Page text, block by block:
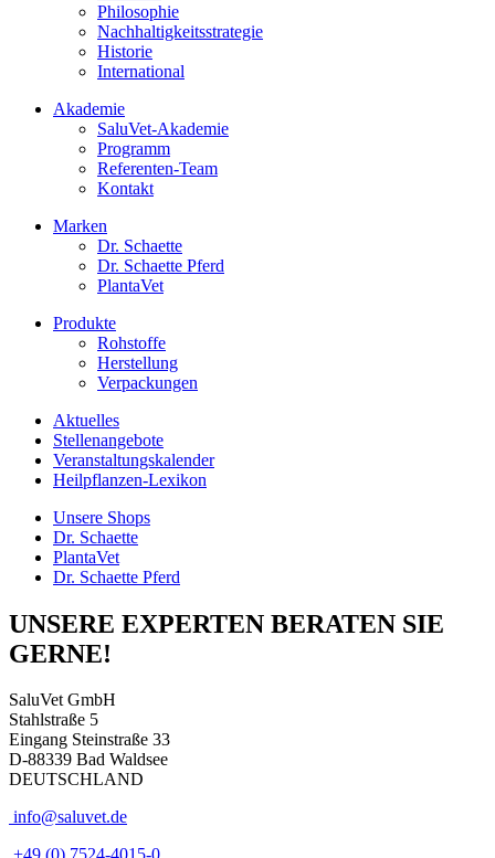
Philosophie
Nachhaltigkeitsstrategie
Historie
International
Akademie
SaluVet-Akademie
Programm
Referenten-Team
Kontakt
Marken
Dr. Schaette
Dr. Schaette Pferd
PlantaVet
Produkte
Rohstoffe
Herstellung
Verpackungen
Aktuelles
Stellenangebote
Veranstaltungskalender
Heilpflanzen-Lexikon
Unsere Shops
Dr. Schaette
PlantaVet
Dr. Schaette Pferd
UNSERE EXPERTEN BERATEN SIE
GERNE!
SaluVet GmbH
Stahlstraße 5
Eingang Steinstraße 33
D-88339 Bad Waldsee
DEUTSCHLAND
info@saluvet.de